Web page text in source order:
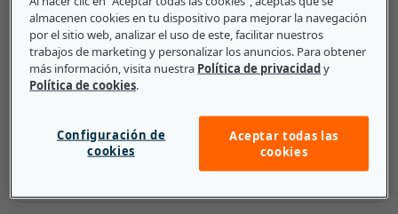
El canal directo es la ruta más sencilla para llevar un
producto al cliente. Algunos canales directos de
proveedor a consumidor son, por ejemplo, Etsy.com
y los mercados agrícolas. El canal directo ofrece más
cliente, así como una mayor satisfacción, ya que se
eliminan los mayoristas, los minoristas y otros
almacenen cookies en tu dispositivo para mejorar la navegación
por el sitio web, analizar el uso de este, facilitar nuestros
trabajos de marketing y personalizar los anuncios. Para obtener
más información, visita nuestra Política de privacidady
Política de cookies.
Configuración de
cookies
Aceptar todas las
cookies